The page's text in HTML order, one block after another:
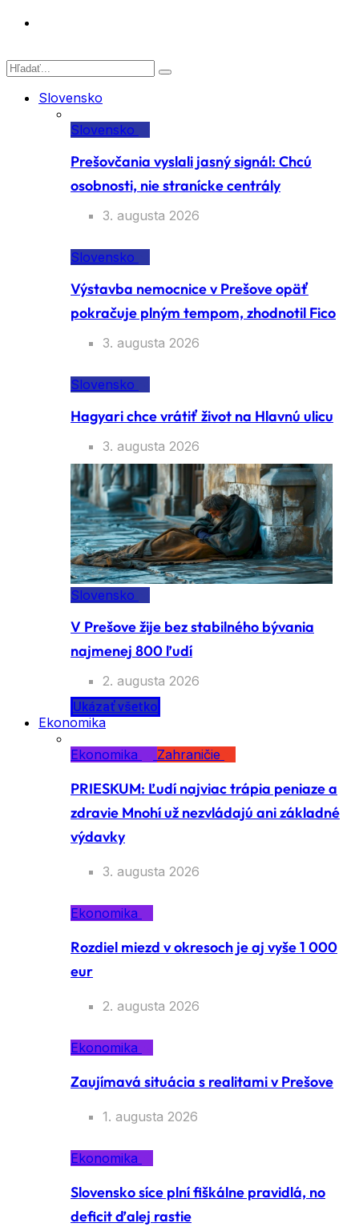
Slovensko
Slovensko
Prešovčania vyslali jasný signál: Chcú
osobnosti, nie stranícke centrály
3. augusta 2026
Slovensko
Výstavba nemocnice v Prešove opäť
pokračuje plným tempom, zhodnotil Fico
3. augusta 2026
Slovensko
Hagyari chce vrátiť život na Hlavnú ulicu
3. augusta 2026
Slovensko
V Prešove žije bez stabilného bývania
najmenej 800 ľudí
2. augusta 2026
Ukázať všetko
Ekonomika
Ekonomika
Zahraničie
PRIESKUM: Ľudí najviac trápia peniaze a
zdravie Mnohí už nezvládajú ani základné
výdavky
3. augusta 2026
Ekonomika
Rozdiel miezd v okresoch je aj vyše 1 000
eur
2. augusta 2026
Ekonomika
Zaujímavá situácia s realitami v Prešove
1. augusta 2026
Ekonomika
Slovensko síce plní fiškálne pravidlá, no
deficit ďalej rastie